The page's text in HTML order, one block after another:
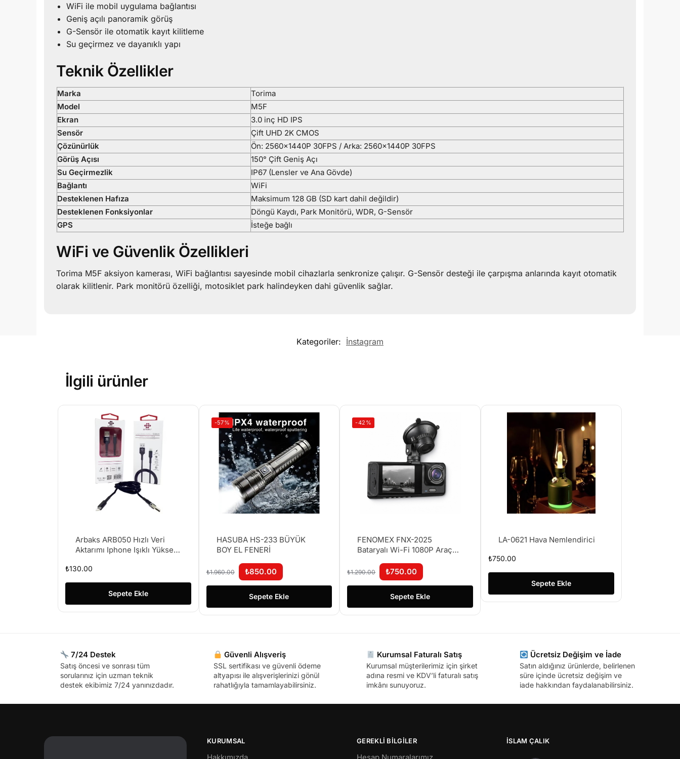
WiFi ile mobil uygulama bağlantısı
Geniş açılı panoramik görüş
G-Sensör ile otomatik kayıt kilitleme
Su geçirmez ve dayanıklı yapı
Teknik Özellikler
Marka
Torima
Model
M5F
Ekran
3.0 inç HD IPS
Sensör
Çift UHD 2K CMOS
Çözünürlük
Ön: 2560×1440P 30FPS / Arka: 2560×1440P 30FPS
Görüş Açısı
150° Çift Geniş Açı
Su Geçirmezlik
IP67 (Lensler ve Ana Gövde)
Bağlantı
WiFi
Desteklenen Hafıza
Maksimum 128 GB (SD kart dahil değildir)
Desteklenen Fonksiyonlar
Döngü Kaydı, Park Monitörü, WDR, G-Sensör
GPS
İsteğe bağlı
WiFi ve Güvenlik Özellikleri
Torima M5F aksiyon kamerası, WiFi bağlantısı sayesinde mobil cihazlarla senkronize çalışır. G-Sensör desteği ile çarpışma anlarında kayıt otomatik
olarak kilitlenir. Park monitörü özelliği, motosiklet park halindeyken dahi güvenlik sağlar.
Kategoriler: İnstagram
İlgili ürünler
Arbaks ARB050 Hızlı Veri
Aktarımı Iphone Işıklı Yüksek
₺130.00
Sepete Ekle
-57%
HASUBA HS-233 BÜYÜK
BOY EL FENERİ
₺1.960.00 ₺850.00
Sepete Ekle
-42%
FENOMEX FNX-2025
Bataryalı Wi-Fi 1080P Araç
İzleme
₺1.290.00 ₺750.00
Sepete Ekle
LA-0621 Hava Nemlendirici
₺750.00
Sepete Ekle
7/24 Destek
Satış öncesi ve sonrası tüm
sorularınız için uzman teknik
destek ekibimiz 7/24 yanınızdadır.
Güvenli Alışveriş
SSL sertifikası ve güvenli ödeme
altyapısı ile alışverişlerinizi gönül
rahatlığıyla tamamlayabilirsiniz.
Kurumsal Faturalı Satış
Kurumsal müşterilerimiz için şirket
adına resmi ve KDV’li faturalı satış
imkânı sunuyoruz.
Ücretsiz Değişim ve İade
Satın aldığınız ürünlerde, belirlenen
süre içinde ücretsiz değişim ve
iade hakkından faydalanabilirsiniz.
KURUMSAL GEREKLİ BİLGİLER İSLAM ÇALIK